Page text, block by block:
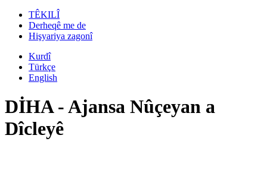
TÊKILÎ
Derheqê me de
Hişyariya zagonî
Kurdî
Türkçe
English
DİHA - Ajansa Nûçeyan a
Dîcleyê